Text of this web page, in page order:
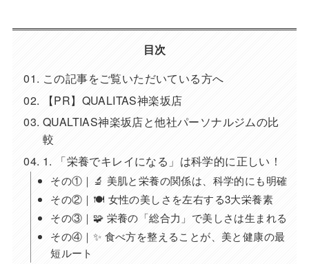
目次
この記事をご覧いただいている方へ
【PR】QUALITAS神楽坂店
QUALTIAS神楽坂店と他社パーソナルジムの比
較
1. 「栄養でキレイになる」は科学的に正しい！
その①｜🔬 美肌と栄養の関係は、科学的にも明確
その②｜🍽 女性の美しさを左右する3大栄養素
その③｜🧩 栄養の「総合力」で美しさは生まれる
その④｜✨ 食べ方を整えることが、美と健康の最
短ルート